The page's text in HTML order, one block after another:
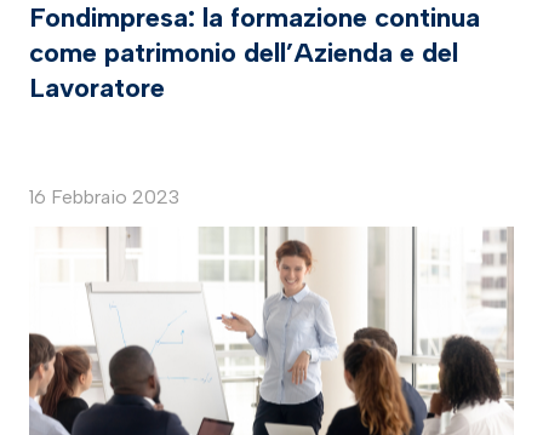
Fondimpresa: la formazione continua
come patrimonio dell’Azienda e del
Lavoratore
16 Febbraio 2023